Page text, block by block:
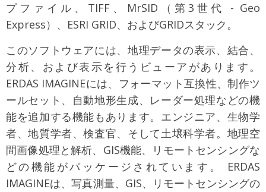
プファイル、TIFF、MrSID（第3世代 - Geo
Express）、ESRI GRID、およびGRIDスタック。
このソフトウェアには、地理データの表示、結合、
分析、および表示を行うビューアがあります。
ERDAS IMAGINEには、フォーマット互換性、制作ツ
ールセット、自動地形生成、レーダー処理などの機
能を追加する機能もあります。エンジニア、生物学
者、地質学者、検査官、そして土壌科学者。地理空
間画像処理と解析、GIS機能、リモートセンシングな
どの機能がパッケージされています。 ERDAS
IMAGINEは、写真測量、GIS、リモートセンシングの